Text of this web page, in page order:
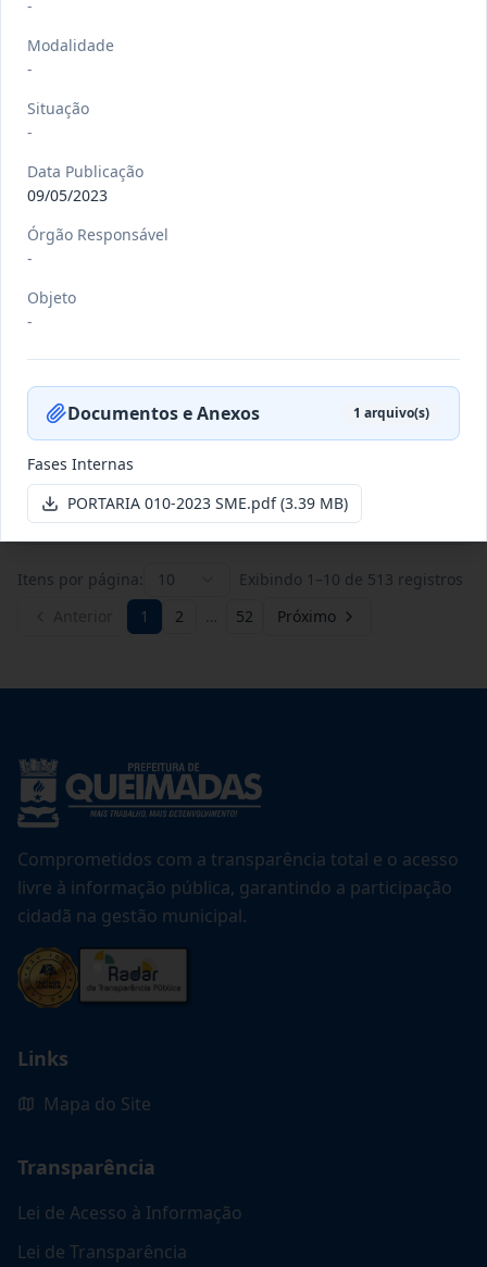
-
-/- PORT nº 032 GB/2026
Data:20/07/2026 Ver detalhes
Itens por página: 10 Exibindo 1 –10 de 513 registros
1 2 … 52 Próximo
Comprometidos com a transparência total e o acesso
livre à informação pública, garantindo a participação
cidadã na gestão municipal.
Links
Mapa do Site
Transparência
Lei de Acesso à Informação
Lei de Transparência
-
Modalidade
-
Situação
-
Data Publicação
09/05/2023
Órgão Responsável
-
Objeto
-
Documentos e Anexos 1 arquivo(s)
Fases Internas
PORTARIA 010-2023 SME.pdf(3.39 MB)